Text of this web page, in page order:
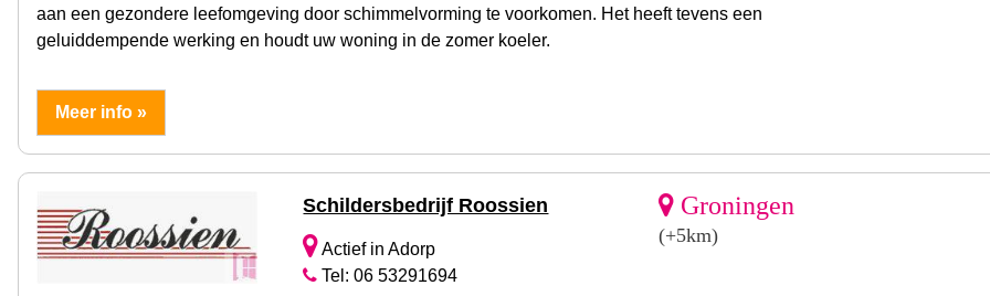
aan een gezondere leefomgeving door schimmelvorming te voorkomen. Het heeft tevens een
geluiddempende werking en houdt uw woning in de zomer koeler.
Meer info »
Schildersbedrijf Roossien
Actief in Adorp
Tel: 06 53291694
Groningen
(+5km)